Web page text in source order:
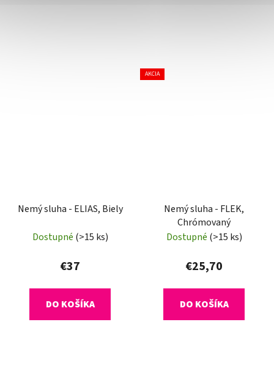
Nemý sluha - ELIAS, Biely
Dostupné (>15 ks)
€37
DO KOŠÍKA
AKCIA
Nemý sluha - FLEK,
Chrómovaný
Dostupné (>15 ks)
€25,70
DO KOŠÍKA